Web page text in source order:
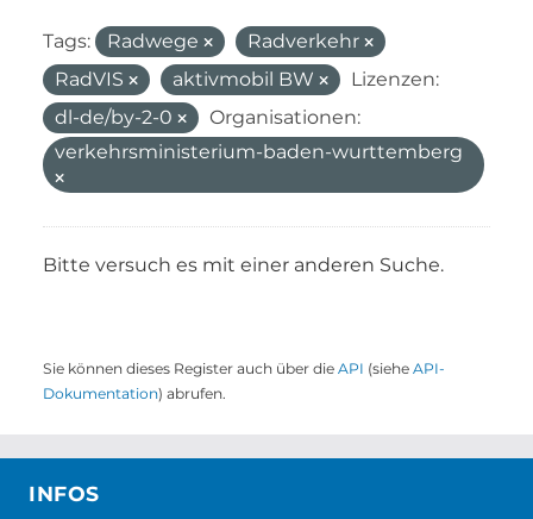
Tags: Radwege
Radverkehr
RadVIS
aktivmobil BW
Lizenzen:
dl-de/by-2-0
Organisationen:
verkehrsministerium-baden-wurttemberg
Bitte versuch es mit einer anderen Suche.
Sie können dieses Register auch über die API (siehe API-
Dokumentation) abrufen.
INFOS